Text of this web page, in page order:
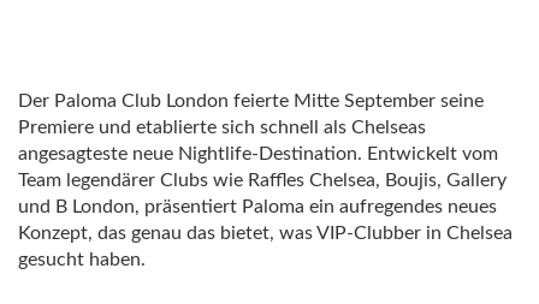
Der Paloma Club London feierte Mitte September seine
Premiere und etablierte sich schnell als Chelseas
angesagteste neue Nightlife-Destination. Entwickelt vom
Team legendärer Clubs wie Raffles Chelsea, Boujis, Gallery
und B London, präsentiert Paloma ein aufregendes neues
Konzept, das genau das bietet, was VIP-Clubber in Chelsea
gesucht haben.